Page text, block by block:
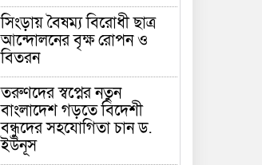
সিংড়ায় বৈষম্য বিরোধী ছাত্র
আন্দোলনের বৃক্ষ রোপন ও
বিতরন
তরুণদের স্বপ্নের নতুন
বাংলাদেশ গড়তে বিদেশী
বন্ধুদের সহযোগিতা চান ড.
ইউনূস